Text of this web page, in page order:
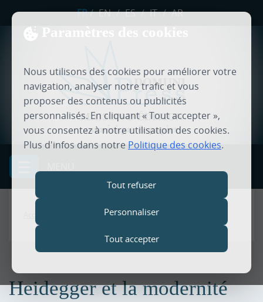
Paramètres des cookies
Nous utilisons des cookies pour améliorer votre
navigation, analyser notre trafic et vous
proposer des contenus ou publicités
personnalisés. En cliquant « Tout accepter »,
vous consentez à notre utilisation des cookies.
Plus d'infos dans notre Politique des cookies.
Tout refuser
Personnaliser
Tout accepter
FR/ EN / ES / IT / AR
MAISON D'ÉDITION
numérique & papier
Heidegger et la modernité